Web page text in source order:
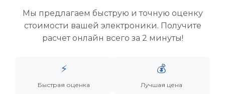
Менеджер
Мы предлагаем быструю и точную оценку
стоимости вашей электроники. Получите
расчет онлайн всего за 2 минуты!
⚡
Быстрая оценка
💰
Лучшая цена